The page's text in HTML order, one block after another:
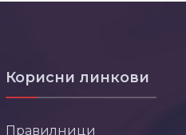
Корисни линкови
Правилници